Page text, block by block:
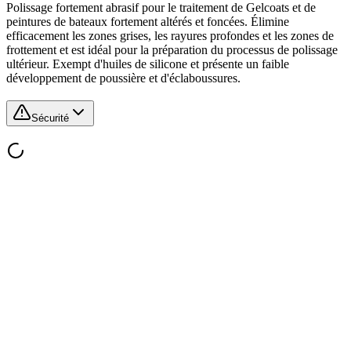
Polissage fortement abrasif pour le traitement de Gelcoats et de
peintures de bateaux fortement altérés et foncées. Élimine
efficacement les zones grises, les rayures profondes et les zones de
frottement et est idéal pour la préparation du processus de polissage
ultérieur. Exempt d'huiles de silicone et présente un faible
développement de poussière et d'éclaboussures.
Sécurité